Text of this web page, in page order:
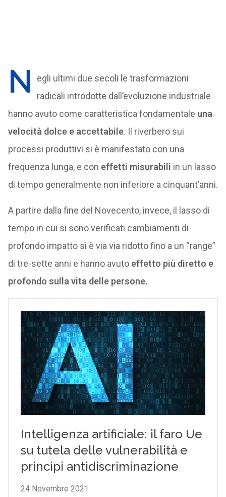
N
egli ultimi due secoli le trasformazioni
radicali introdotte dall’evoluzione industriale
hanno avuto come caratteristica fondamentale una
velocità dolce e accettabile. Il riverbero sui
processi produttivi si è manifestato con una
frequenza lunga, e con effetti misurabili in un lasso
di tempo generalmente non inferiore a cinquant’anni.
A partire dalla fine del Novecento, invece, il lasso di
tempo in cui si sono verificati cambiamenti di
profondo impatto si è via via ridotto fino a un “range”
di tre-sette anni e hanno avuto effetto più diretto e
profondo sulla vita delle persone.